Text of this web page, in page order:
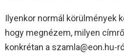
Ilyenkor normál körülmények
hogy megnézem, milyen
konkrétan a szamla@eon.hu-